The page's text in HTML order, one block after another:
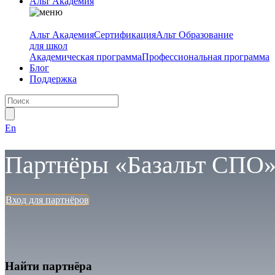
Альт АкадемияСертификацияАльт Образование
для школ
Академическая программаПрофессиональная программа
Блог
Поддержка
En
Партнёры «Базальт
Вход для партнёров
Найти партнёра